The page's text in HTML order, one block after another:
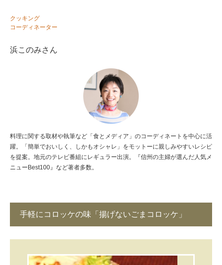
クッキング
コーディネーター
浜このみさん
料理に関する取材や執筆など「食とメディア」のコーディネートを中心に活
躍。「簡単でおいしく、しかもオシャレ」をモットーに親しみやすいレシピ
を提案。地元のテレビ番組にレギュラー出演。『信州の主婦が選んだ人気メ
ニューBest100』など著者多数。
手軽にコロッケの味「揚げないごまコロッケ」